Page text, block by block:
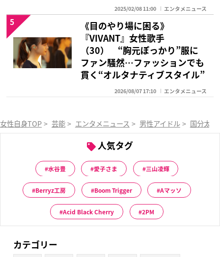
2025/02/08 11:00 エンタメニュース
《目のやり場に困る》
『VIVANT』女性歌手
（30） “胸元ぽっかり”服に
ファン騒然…ファッションでも
貫く“オルタナティブスタイル”
2026/08/07 17:10 エンタメニュース
5
女性自身TOP > 芸能 > エンタメニュース > 男性アイドル > 国分太一
人気タグ
水谷豊 愛子さま 三山凌輝
Berryz工房 Boom Trigger Aマッソ
Acid Black Cherry 2PM
カテゴリー